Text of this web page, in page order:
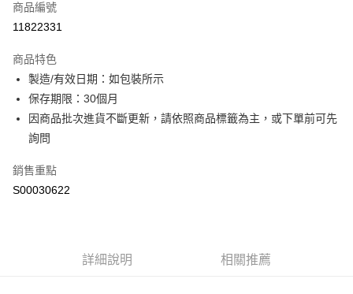
超商取貨付款
Apple Pay
街口支付
全盈+PAY
ATM付款
商品編號
11822331
商品特色
製造/有效日期：如包裝所示
保存期限：30個月
因商品批次進貨不斷更新，請依照商品標籤為主，或下單前可先
詢問
銷售重點
S00030622
詳細說明 相關推薦